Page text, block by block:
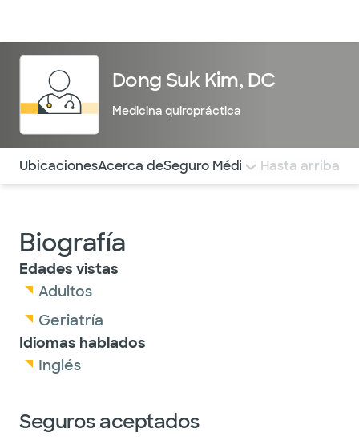
Dong Suk Kim, DC
Medicina quiropráctica
Utilice esta navegación para saltar rápidamente a
UbicacionesAcerca deSeguro Médico COMENTARIOS
Hasta arriba
Biografía
Edades vistas
Adultos
Geriatría
Idiomas hablados
Inglés
Seguros aceptados